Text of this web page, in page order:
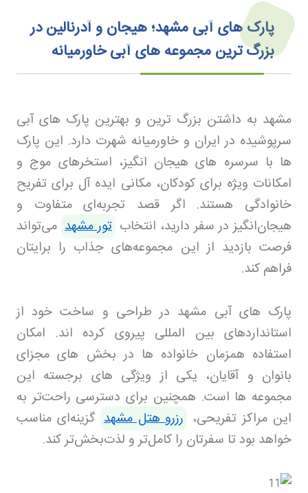
پارک های آبی مشهد؛ هیجان و آدرنالین در
بزرگ ترین مجموعه های آبی خاورمیانه
مشهد به داشتن بزرگ ترین و بهترین پارک های آبی
سرپوشیده در ایران و خاورمیانه شهرت دارد. این پارک
ها با سرسره های هیجان انگیز، استخرهای موج و
امکانات ویژه برای کودکان، مکانی ایده آل برای تفریح
خانوادگی هستند. اگر قصد تجربه‌ای متفاوت و
هیجان‌انگیز در سفر دارید، انتخاب تور مشهد می‌تواند
فرصت بازدید از این مجموعه‌های جذاب را برایتان
فراهم کند.
پارک های آبی مشهد در طراحی و ساخت خود از
استانداردهای بین المللی پیروی کرده اند. امکان
استفاده همزمان خانواده ها در بخش های مجزای
بانوان و آقایان، یکی از ویژگی های برجسته این
مجموعه ها است. همچنین برای دسترسی راحت‌تر به
این مراکز تفریحی، رزرو هتل مشهد گزینه‌ای مناسب
خواهد بود تا سفرتان را کامل‌تر و لذت‌بخش‌تر کند.